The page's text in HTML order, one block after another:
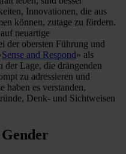
Innovationen, die aus
können, zutage zu fördern.
neuartige
der obersten Führung und
Sense and Respond» als
Lage, die drängenden
zu adressieren und
haben es verstanden,
Denk- und Sichtweisen